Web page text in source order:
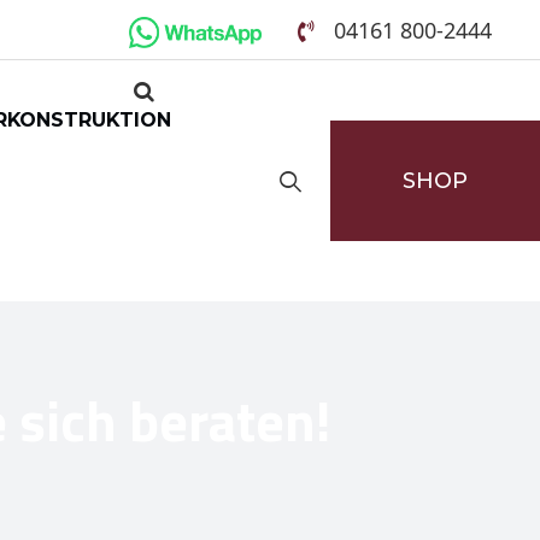
04161 800-2444
SHOP